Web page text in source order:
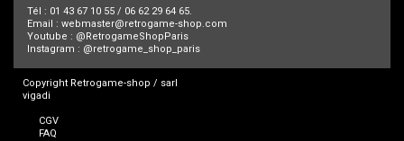
Tél : 01 43 67 10 55 / 06 62 29 64 65.
Email : webmaster@retrogame-shop.com
Youtube : @RetrogameShopParis
Instagram : @retrogame_shop_paris
Copyright Retrogame-shop / sarl
vigadi
CGV
FAQ